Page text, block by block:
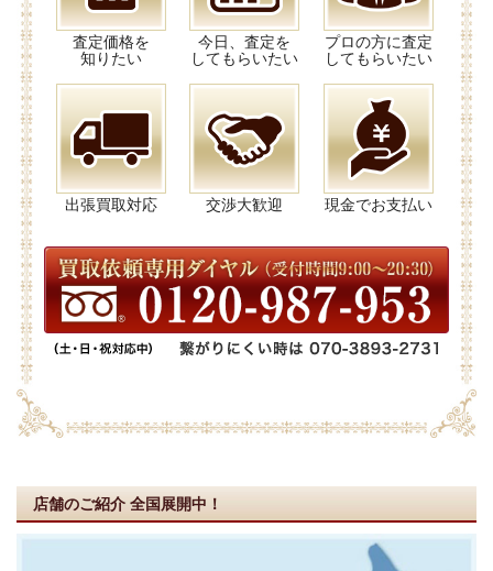
査定価格を
知りたい
今日、査定を
してもらいたい
プロの方に査定
してもらいたい
出張買取対応 交渉大歓迎 現金でお支払い
店舗のご紹介 全国展開中！